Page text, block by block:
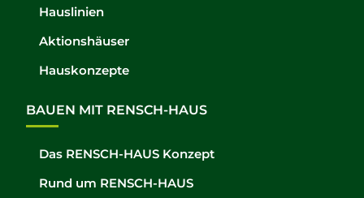
Hauslinien
Aktionshäuser
Hauskonzepte
BAUEN MIT RENSCH-HAUS
Das RENSCH-HAUS Konzept
Rund um RENSCH-HAUS